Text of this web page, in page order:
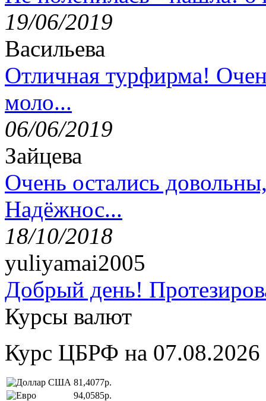
19/06/2019
Васильева
Отличная турфирма!
моло...
06/06/2019
Зайцева
Очень остались
Надёжнос...
18/10/2018
yuliyamai2005
Добрый день!
Курсы валют
Курс ЦБРФ на 07.08.2026
81,4077р.
94,0585р.